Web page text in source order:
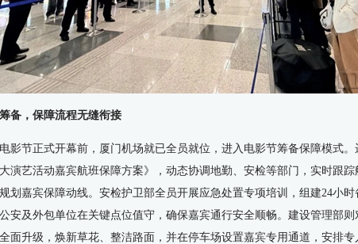
备，保障流程无缝衔接
影节正式开幕前， 厦门机场就已全员就位，进入 电影节筹备保障模式。
演艺活动嘉宾航班保障方案》，动态协调地勤、安检等部门，实时跟踪
划嘉宾保障动线。安检护卫部全员开展应急处置专项培训，组建24小时
安及外包单位在关键点位值守，确保嘉宾通行安全顺畅。建设管理部
面升级 ， 焕新草花、整洁路面， 并在停车场设置嘉宾专用通道 ， 安排专